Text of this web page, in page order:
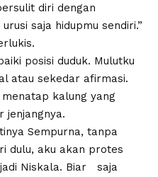
diri dengan
saja hidupmu sendiri.”
posisi duduk. Mulutku
atau sekedar afirmasi.
kalung yang
jenjangnya.
Sempurna, tanpa
dulu, aku akan protes
Niskala. Biar saja